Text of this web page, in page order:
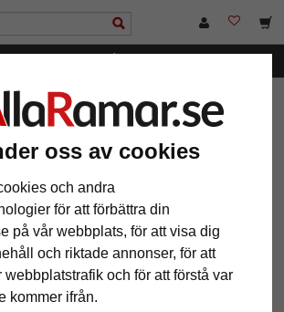
oss av cookies
och andra
för att förbättra din
på vår webbplats, för att visa dig
och riktade annonser, för att
webbplatstrafik och för att förstå var
kommer ifrån.
Kategorier
Ramstorlek 40x60 cm